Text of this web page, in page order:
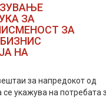
ЗА
ЗА
НА
за напредокот од
се укажува на потребата